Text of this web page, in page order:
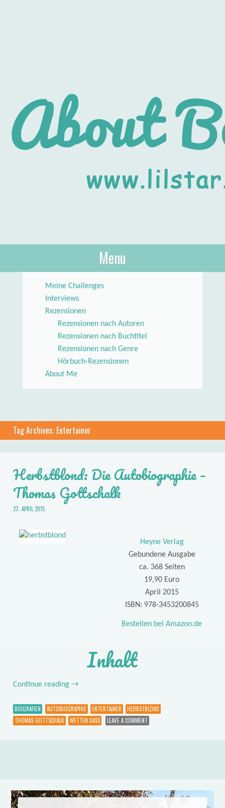
About Books
lilstar.de
Menu
Meine Challenges
Interviews
Rezensionen
Rezensionen nach Autoren
Rezensionen nach Buchtitel
Rezensionen nach Genre
Hörbuch-Rezensionen
About Me
Tag Archives: Entertainer
Herbstblond: Die Autobiographie –
Thomas Gottschalk
27. APRIL 2015
Heyne Verlag
Gebundene Ausgabe
ca. 368 Seiten
19,90 Euro
April 2015
ISBN: 978-3453200845
Bestellen bei Amazon.de
Inhalt
Continue reading →
BIOGRAFIEN AUTOBIOGRAPHIE ENTERTAINER
HERBSTBLOND
THOMAS GOTTSCHALK
WETTEN DASS LEAVE A COMMENT
Post navigation